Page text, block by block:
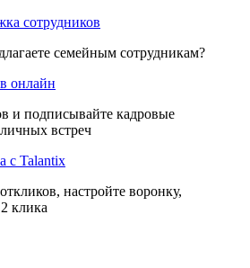
сотрудников
семейным сотрудникам?
онлайн
и подписывайте кадровые
встреч
с Talantix
настройте воронку,
клика